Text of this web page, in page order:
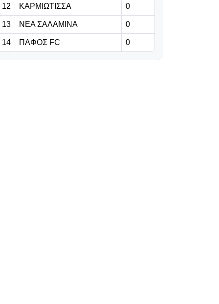
06.08.2026 | 23:06
Έχασε από την
Άντερλεχτ ο
12 ΚΑΡΜΙΩΤΙΣΣΑ 0
13 ΝΕΑ ΣΑΛΑΜΙΝΑ 0
14 ΠΑΦΟΣ FC 0